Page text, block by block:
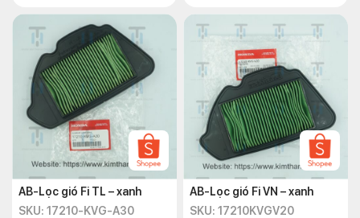
AB-Lọc gió Fi TL – xanh
SKU: 17210-KVG-A30
AB-Lọc gió Fi VN – xanh
SKU: 17210KVGV20